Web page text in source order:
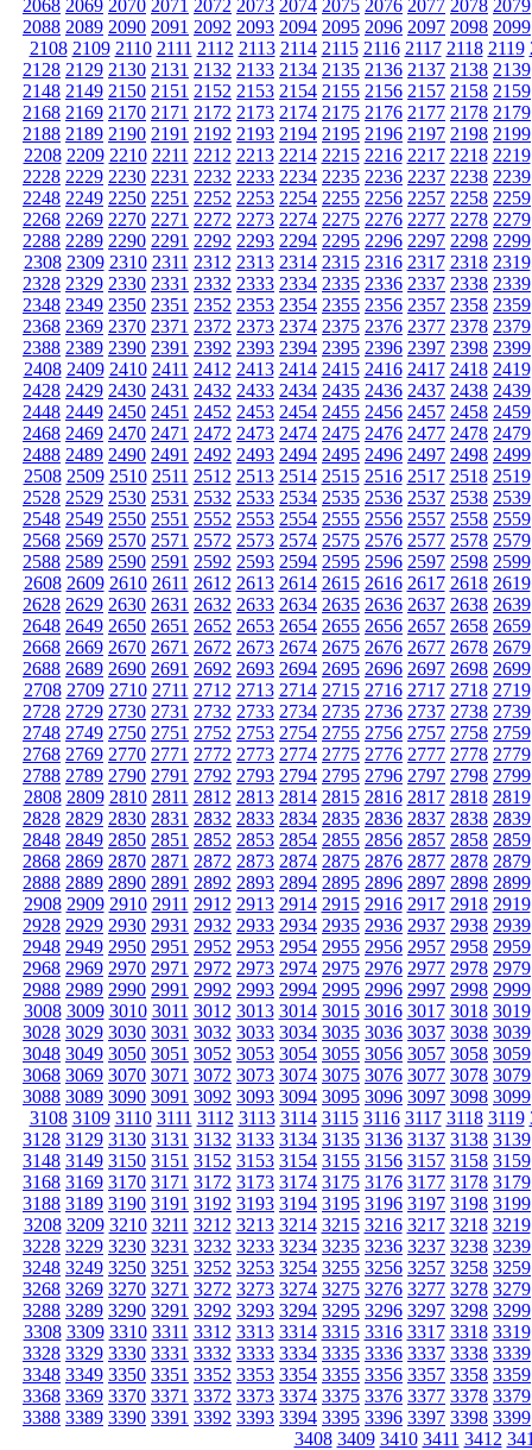
2068 2069 2070 2071 2072 2073 2074 2075 2076 2077 2078 2079
2088 2089 2090 2091 2092 2093 2094 2095 2096 2097 2098 2099
2108 2109 2110 2111 2112 2113 2114 2115 2116 2117 2118 2119
2128 2129 2130 2131 2132 2133 2134 2135 2136 2137 2138 2139
2148 2149 2150 2151 2152 2153 2154 2155 2156 2157 2158 2159
2168 2169 2170 2171 2172 2173 2174 2175 2176 2177 2178 2179
2188 2189 2190 2191 2192 2193 2194 2195 2196 2197 2198 2199
2208 2209 2210 2211 2212 2213 2214 2215 2216 2217 2218 2219
2228 2229 2230 2231 2232 2233 2234 2235 2236 2237 2238 2239
2248 2249 2250 2251 2252 2253 2254 2255 2256 2257 2258 2259
2268 2269 2270 2271 2272 2273 2274 2275 2276 2277 2278 2279
2288 2289 2290 2291 2292 2293 2294 2295 2296 2297 2298 2299
2308 2309 2310 2311 2312 2313 2314 2315 2316 2317 2318 2319
2328 2329 2330 2331 2332 2333 2334 2335 2336 2337 2338 2339
2348 2349 2350 2351 2352 2353 2354 2355 2356 2357 2358 2359
2368 2369 2370 2371 2372 2373 2374 2375 2376 2377 2378 2379
2388 2389 2390 2391 2392 2393 2394 2395 2396 2397 2398 2399
2408 2409 2410 2411 2412 2413 2414 2415 2416 2417 2418 2419
2428 2429 2430 2431 2432 2433 2434 2435 2436 2437 2438 2439
2448 2449 2450 2451 2452 2453 2454 2455 2456 2457 2458 2459
2468 2469 2470 2471 2472 2473 2474 2475 2476 2477 2478 2479
2488 2489 2490 2491 2492 2493 2494 2495 2496 2497 2498 2499
2508 2509 2510 2511 2512 2513 2514 2515 2516 2517 2518 2519
2528 2529 2530 2531 2532 2533 2534 2535 2536 2537 2538 2539
2548 2549 2550 2551 2552 2553 2554 2555 2556 2557 2558 2559
2568 2569 2570 2571 2572 2573 2574 2575 2576 2577 2578 2579
2588 2589 2590 2591 2592 2593 2594 2595 2596 2597 2598 2599
2608 2609 2610 2611 2612 2613 2614 2615 2616 2617 2618 2619
2628 2629 2630 2631 2632 2633 2634 2635 2636 2637 2638 2639
2648 2649 2650 2651 2652 2653 2654 2655 2656 2657 2658 2659
2668 2669 2670 2671 2672 2673 2674 2675 2676 2677 2678 2679
2688 2689 2690 2691 2692 2693 2694 2695 2696 2697 2698 2699
2708 2709 2710 2711 2712 2713 2714 2715 2716 2717 2718 2719
2728 2729 2730 2731 2732 2733 2734 2735 2736 2737 2738 2739
2748 2749 2750 2751 2752 2753 2754 2755 2756 2757 2758 2759
2768 2769 2770 2771 2772 2773 2774 2775 2776 2777 2778 2779
2788 2789 2790 2791 2792 2793 2794 2795 2796 2797 2798 2799
2808 2809 2810 2811 2812 2813 2814 2815 2816 2817 2818 2819
2828 2829 2830 2831 2832 2833 2834 2835 2836 2837 2838 2839
2848 2849 2850 2851 2852 2853 2854 2855 2856 2857 2858 2859
2868 2869 2870 2871 2872 2873 2874 2875 2876 2877 2878 2879
2888 2889 2890 2891 2892 2893 2894 2895 2896 2897 2898 2899
2908 2909 2910 2911 2912 2913 2914 2915 2916 2917 2918 2919
2928 2929 2930 2931 2932 2933 2934 2935 2936 2937 2938 2939
2948 2949 2950 2951 2952 2953 2954 2955 2956 2957 2958 2959
2968 2969 2970 2971 2972 2973 2974 2975 2976 2977 2978 2979
2988 2989 2990 2991 2992 2993 2994 2995 2996 2997 2998 2999
3008 3009 3010 3011 3012 3013 3014 3015 3016 3017 3018 3019
3028 3029 3030 3031 3032 3033 3034 3035 3036 3037 3038 3039
3048 3049 3050 3051 3052 3053 3054 3055 3056 3057 3058 3059
3068 3069 3070 3071 3072 3073 3074 3075 3076 3077 3078 3079
3088 3089 3090 3091 3092 3093 3094 3095 3096 3097 3098 3099
3108 3109 3110 3111 3112 3113 3114 3115 3116 3117 3118 3119
3128 3129 3130 3131 3132 3133 3134 3135 3136 3137 3138 3139
3148 3149 3150 3151 3152 3153 3154 3155 3156 3157 3158 3159
3168 3169 3170 3171 3172 3173 3174 3175 3176 3177 3178 3179
3188 3189 3190 3191 3192 3193 3194 3195 3196 3197 3198 3199
3208 3209 3210 3211 3212 3213 3214 3215 3216 3217 3218 3219
3228 3229 3230 3231 3232 3233 3234 3235 3236 3237 3238 3239
3248 3249 3250 3251 3252 3253 3254 3255 3256 3257 3258 3259
3268 3269 3270 3271 3272 3273 3274 3275 3276 3277 3278 3279
3288 3289 3290 3291 3292 3293 3294 3295 3296 3297 3298 3299
3308 3309 3310 3311 3312 3313 3314 3315 3316 3317 3318 3319
3328 3329 3330 3331 3332 3333 3334 3335 3336 3337 3338 3339
3348 3349 3350 3351 3352 3353 3354 3355 3356 3357 3358 3359
3368 3369 3370 3371 3372 3373 3374 3375 3376 3377 3378 3379
3388 3389 3390 3391 3392 3393 3394 3395 3396 3397 3398 3399
3408 3409 3410 3411 3412